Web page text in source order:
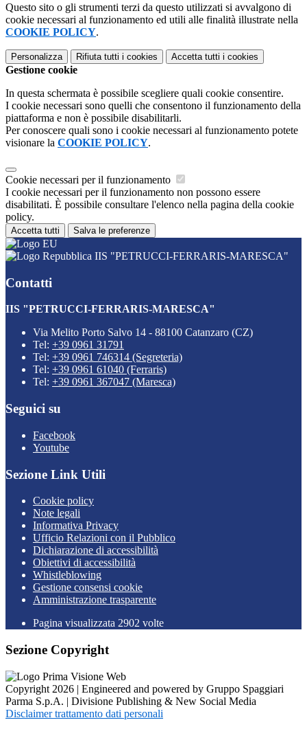
Questo sito o gli strumenti terzi da questo utilizzati si avvalgono di
cookie necessari al funzionamento ed utili alle finalità illustrate nella
COOKIE POLICY.
Personalizza Rifiuta tutti i cookies Accetta tutti i cookies
Gestione cookie
In questa schermata è possibile scegliere quali cookie consentire.
I cookie necessari sono quelli che consentono il funzionamento della
piattaforma e non è possibile disabilitarli.
Per conoscere quali sono i cookie necessari al funzionamento potete
visionare la COOKIE POLICY.
Cookie necessari per il funzionamento
I cookie necessari per il funzionamento non possono essere
disabilitati. È possibile consultare l'elenco nella pagina della cookie
policy.
Accetta tutti Salva le preferenze
IIS "PETRUCCI-FERRARIS-MARESCA"
Contatti
IIS "PETRUCCI-FERRARIS-MARESCA"
Via Melito Porto Salvo 14 - 88100 Catanzaro (CZ)
Tel: +39 0961 31791
Tel: +39 0961 746314 (Segreteria)
Tel: +39 0961 61040 (Ferraris)
Tel: +39 0961 367047 (Maresca)
Seguici su
Facebook
Youtube
Sezione Link Utili
Cookie policy
Note legali
Informativa Privacy
Ufficio Relazioni con il Pubblico
Dichiarazione di accessibilità
Obiettivi di accessibilità
Whistleblowing
Gestione consensi cookie
Amministrazione trasparente
Pagina visualizzata 2902 volte
Sezione Copyright
Copyright 2026 | Engineered and powered by Gruppo Spaggiari
Parma S.p.A. | Divisione Publishing & New Social Media
Disclaimer trattamento dati personali